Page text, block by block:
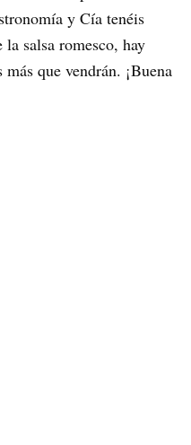
y Cía tenéis
salsa romesco, hay
más que vendrán. ¡Buena